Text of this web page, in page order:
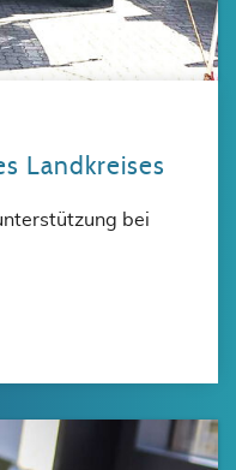
Landkreises
bei